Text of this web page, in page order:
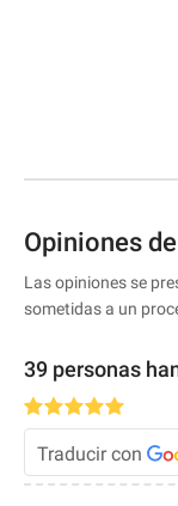
Opiniones
Las opiniones se
sometidas a un
39 personas
Traducir con